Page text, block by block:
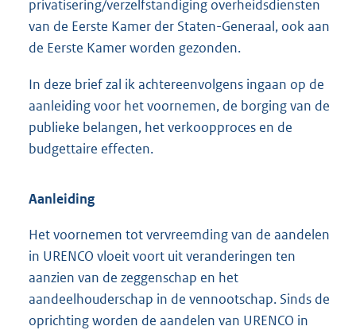
privatisering/verzelfstandiging overheidsdiensten
van de Eerste Kamer der Staten-Generaal, ook aan
de Eerste Kamer worden gezonden.
In deze brief zal ik achtereenvolgens ingaan op de
aanleiding voor het voornemen, de borging van de
publieke belangen, het verkoopproces en de
budgettaire effecten.
Aanleiding
Het voornemen tot vervreemding van de aandelen
in URENCO vloeit voort uit veranderingen ten
aanzien van de zeggenschap en het
aandeelhouderschap in de vennootschap. Sinds de
oprichting worden de aandelen van URENCO in